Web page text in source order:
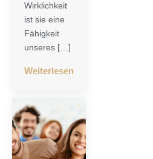
Wirklichkeit
ist sie eine
Fähigkeit
unseres […]
Weiterlesen